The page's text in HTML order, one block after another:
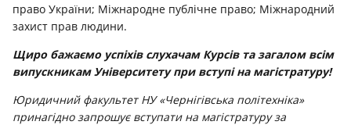
право України; Міжнародне публічне право; Міжнародний
захист прав людини.
Щиро бажаємо успіхів слухачам Курсів та загалом всім
випускникам Університету при вступі на магістратуру!
Юридичний факультет НУ «Чернігівська політехніка»
принагідно запрошує вступати на магістратуру за